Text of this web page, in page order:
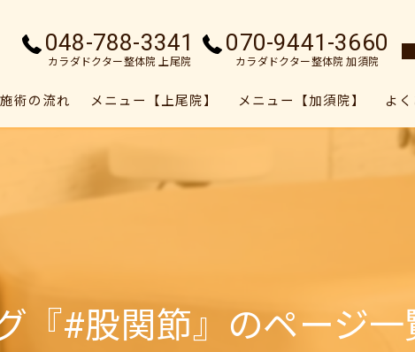
048-788-3341
カラダドクター整体院 上尾院
070-9441-3660
カラダドクター整体院 加須院
施術の流れ メニュー【上尾院】 メニュー【加須院】 よ
『#股関節』のページ一